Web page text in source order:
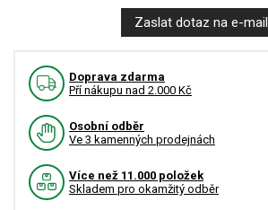
Zaslat dotaz na e-mail
Doprava zdarma
Pří nákupu nad 2.000 Kč
Osobní odběr
Ve 3 kamenných prodejnách
Více než 11.000 položek
Skladem pro okamžitý odběr